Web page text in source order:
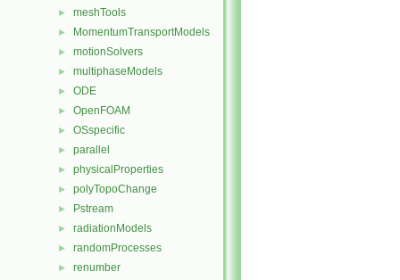
► meshTools
► MomentumTransportModels
► motionSolvers
► multiphaseModels
► ODE
► OpenFOAM
► OSspecific
► parallel
► physicalProperties
► polyTopoChange
► Pstream
► radiationModels
► randomProcesses
► renumber